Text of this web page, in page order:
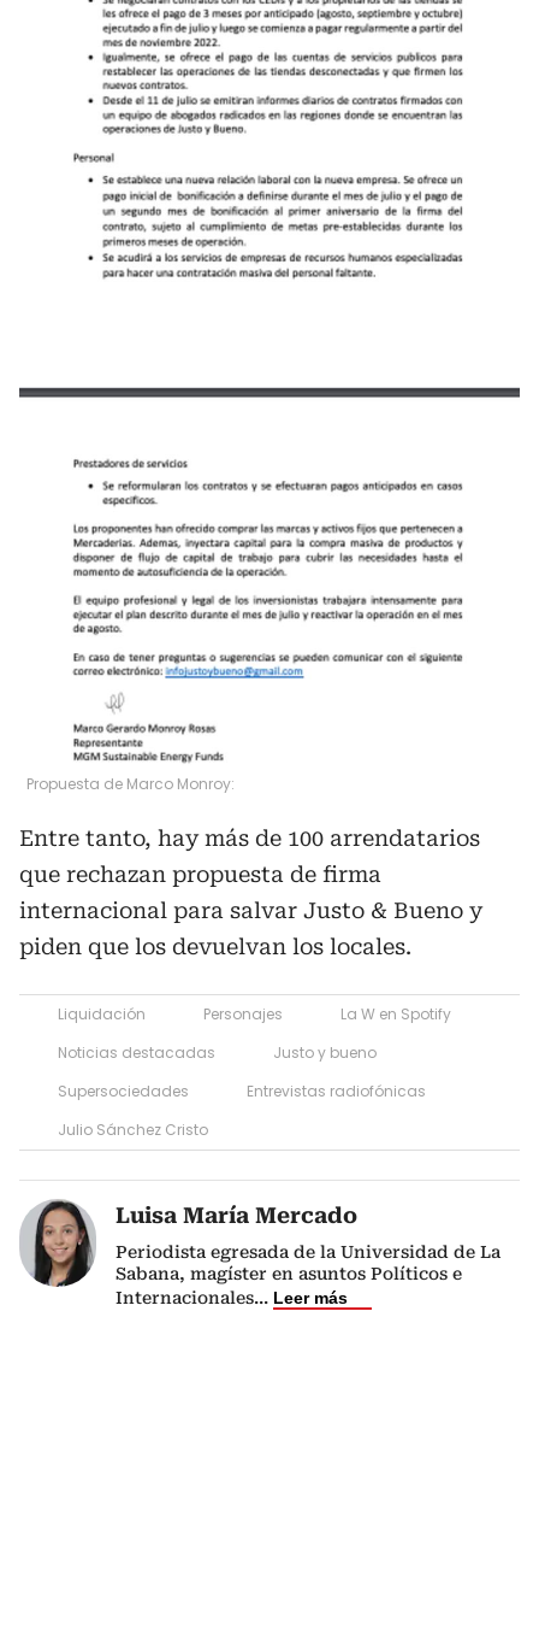
Propuesta de Marco Monroy:
Entre tanto, hay más de 100 arrendatarios
que rechazan propuesta de firma
internacional para salvar Justo & Bueno y
piden que los devuelvan los locales.
Liquidación Personajes
La W en Spotify
Noticias destacadas
Justo y bueno
Supersociedades
Entrevistas radiofónicas
Julio Sánchez Cristo
Luisa María Mercado
Periodista egresada de la Universidad de La
Sabana, magíster en asuntos Políticos e
Internacionales... Leer más